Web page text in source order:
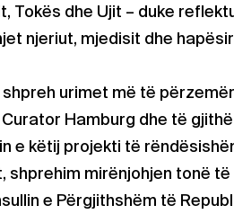
Tokës dhe Ujit – duke
njeriut, mjedisit dhe
urimet më të
Hamburg dhe të
e këtij projekti të
shprehim mirënjohjen tonë
e Përgjithshëm të